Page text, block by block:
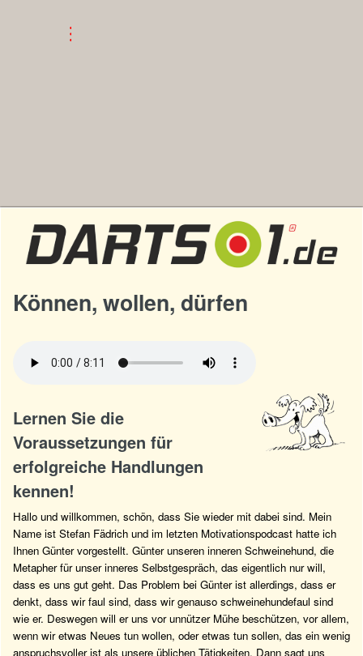
Können, wollen, dürfen
Lernen Sie die
Voraussetzungen für
erfolgreiche Handlungen
kennen!
Hallo und willkommen, schön, dass Sie wieder mit dabei sind. Mein
Name ist Stefan Fädrich und im letzten Motivationspodcast hatte ich
Ihnen Günter vorgestellt. Günter unseren inneren Schweinehund, die
Metapher für unser inneres Selbstgespräch, das eigentlich nur will,
dass es uns gut geht. Das Problem bei Günter ist allerdings, dass er
denkt, dass wir faul sind, dass wir genauso schweinehundefaul sind
wie er. Deswegen will er uns vor unnützer Mühe beschützen, vor allem,
wenn wir etwas Neues tun wollen, oder etwas tun sollen, das ein wenig
anspruchsvoller ist als unsere üblichen Tätigkeiten. Dann sagt uns